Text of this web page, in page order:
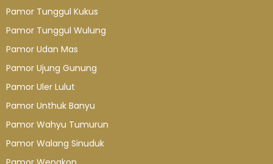
Pamor Tunggul Kukus
Pamor Tunggul Wulung
Pamor Udan Mas
Pamor Ujung Gunung
Pamor Uler Lulut
Pamor Unthuk Banyu
Pamor Wahyu Tumurun
Pamor Walang Sinuduk